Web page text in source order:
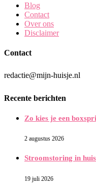
Blog
Contact
Over ons
Disclaimer
Contact
redactie@mijn-huisje.nl
Recente berichten
Zo kies je een
2 augustus 2026
Stroomstoring in
19 juli 2026